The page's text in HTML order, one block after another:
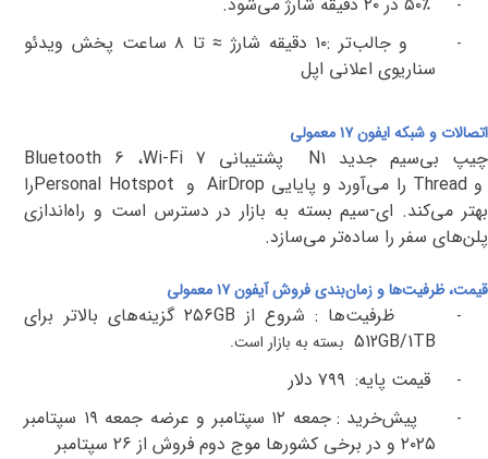
-
- و جالب‌تر :۱۰ دقیقه شارژ ≈ تا ۸ساعت پخش ویدئو
سناریوی اعلانی اپل
اتصالات و شبکه ایفون ۱۷ معمولی
چیپ بی‌سیم جدید N1 پشتیبانی Wi-Fi 7، Bluetooth 6
و Thread را می‌آورد و پایایی AirDrop و Personal Hotspotرا
بهتر می‌کند. ای-سیم بسته به بازار در دسترس است و راه‌اندازی
پلن‌های سفر را ساده‌تر می‌سازد.
قیمت، ظرفیت‌ها و زمان‌بندی فروش آیفون ۱۷ معمولی
-
ظرفیت‌ها : شروع از GB۲۵۶ گزینه‌های بالاتر برای
512GB/1TB بسته به بازار است.
-
قیمت پایه: ۷۹۹ دلار
- پیش‌خرید : جمعه ۱۲ سپتامبر و عرضه جمعه ۱۹ سپتامبر
۲۰۲۵ و در برخی کشورها موج دوم فروش از ۲۶ سپتامبر